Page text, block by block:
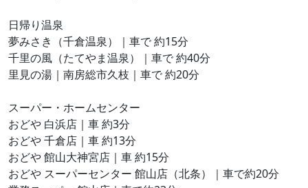
日帰り温泉
夢みさき（千倉温泉）｜車で 約15分
千里の風（たてやま温泉）｜車で 約40分
里見の湯｜南房総市久枝｜車で 約20分
スーパー・ホームセンター
おどや 白浜店｜車 約3分
おどや 千倉店｜車 約13分
おどや 館山大神宮店｜車 約15分
おどや スーパーセンター 館山店（北条）｜車で約20分